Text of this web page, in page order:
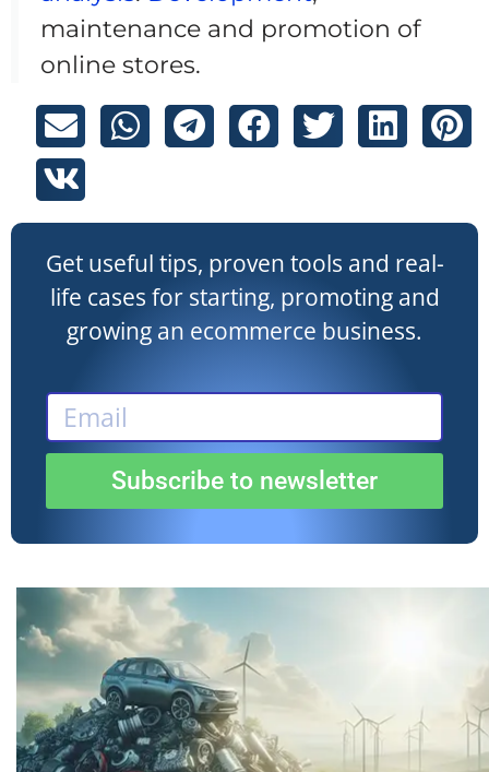
maintenance and promotion of
online stores.
Get useful tips, proven tools and real-
life cases for starting, promoting and
growing an ecommerce business.
Subscribe to newsletter